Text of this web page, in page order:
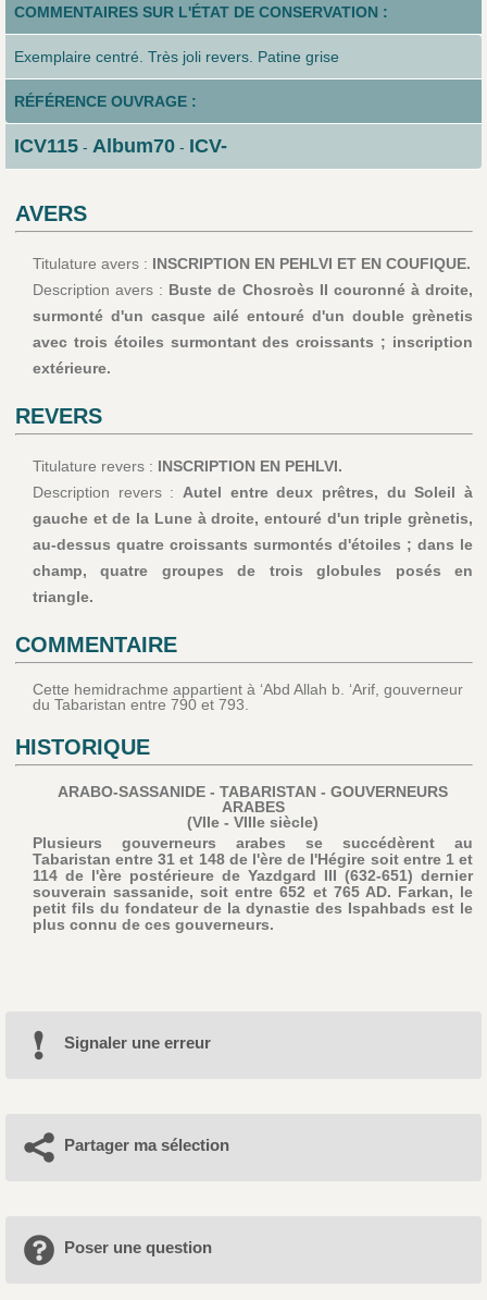
COMMENTAIRES SUR L'ÉTAT DE CONSERVATION :
Exemplaire centré. Très joli revers. Patine grise
RÉFÉRENCE OUVRAGE :
ICV115- Album70- ICV-
AVERS
Titulature avers : INSCRIPTION EN PEHLVI ET EN COUFIQUE.
Description avers : Buste de Chosroès II couronné à droite,
surmonté d'un casque ailé entouré d'un double grènetis
avec trois étoiles surmontant des croissants ; inscription
extérieure.
REVERS
Titulature revers : INSCRIPTION EN PEHLVI.
Description revers : Autel entre deux prêtres, du Soleil à
gauche et de la Lune à droite, entouré d'un triple grènetis,
au-dessus quatre croissants surmontés d'étoiles ; dans le
champ, quatre groupes de trois globules posés en
triangle.
COMMENTAIRE
Cette hemidrachme appartient à ‘Abd Allah b. ‘Arif, gouverneur
du Tabaristan entre 790 et 793.
HISTORIQUE
ARABO-SASSANIDE - TABARISTAN - GOUVERNEURS
ARABES
(VIIe - VIIIe siècle)
Plusieurs gouverneurs arabes se succédèrent au
Tabaristan entre 31 et 148 de l'ère de l'Hégire soit entre 1 et
114 de l'ère postérieure de Yazdgard III (632-651) dernier
souverain sassanide, soit entre 652 et 765 AD. Farkan, le
petit fils du fondateur de la dynastie des Ispahbads est le
plus connu de ces gouverneurs.
Signaler une erreur
Partager ma sélection
Poser une question